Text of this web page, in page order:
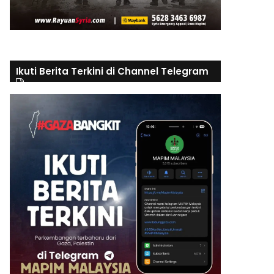
Ikuti Berita Terkini di Channel Telegram